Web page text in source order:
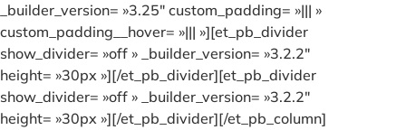
_builder_version= »3.25″ custom_padding= »||| »
custom_padding__hover= »||| »][et_pb_divider
show_divider= »off » _builder_version= »3.2.2″
height= »30px »][/et_pb_divider][et_pb_divider
show_divider= »off » _builder_version= »3.2.2″
height= »30px »][/et_pb_divider][/et_pb_column]